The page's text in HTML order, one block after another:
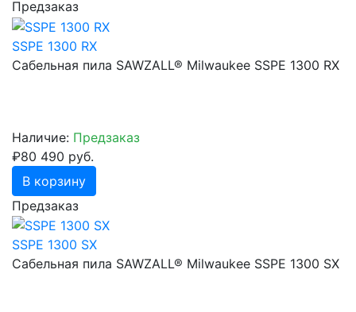
Предзаказ
SSPE 1300 RX
Сабельная пила SAWZALL® Milwaukee SSPE 1300 RX
Наличие: Предзаказ
₽80 490 руб.
В корзину
Предзаказ
SSPE 1300 SX
Сабельная пила SAWZALL® Milwaukee SSPE 1300 SX